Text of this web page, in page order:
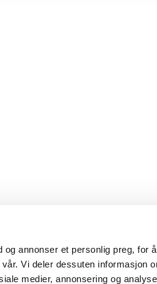
annonser et personlig preg, for
Vi deler dessuten informasjon
medier, annonsering og